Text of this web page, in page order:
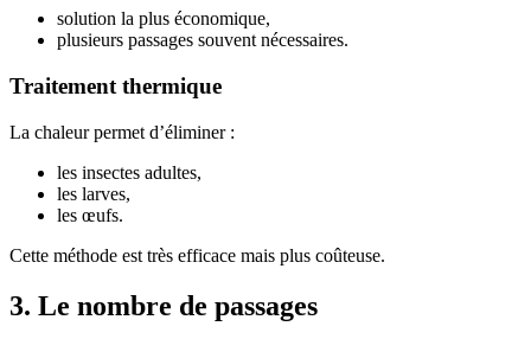
solution la plus économique,
plusieurs passages souvent nécessaires.
Traitement thermique
La chaleur permet d’éliminer :
les insectes adultes,
les larves,
les œufs.
Cette méthode est très efficace mais plus coûteuse.
3. Le nombre de passages